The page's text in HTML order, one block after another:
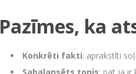
Pazīmes, ka
Konkrēti fakti: aprakstīti